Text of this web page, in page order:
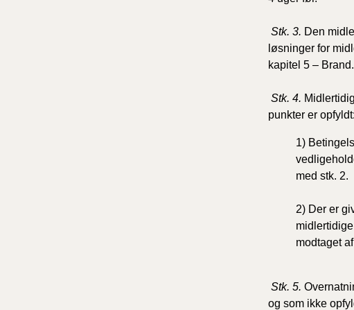
Stk. 3. Den
løsninger for
kapitel 5 – Brand.
Stk. 4.
punkter er opfyldt:
1)
med stk. 2.
2) Der er
modtaget
Stk. 5.
og som ikke